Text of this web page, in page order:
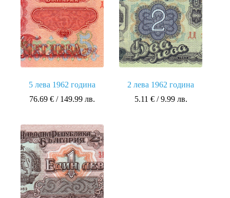
5 лева 1962 година
76.69€ / 149.99 лв.
2 лева 1962 година
5.11 €/ 9.99 лв.